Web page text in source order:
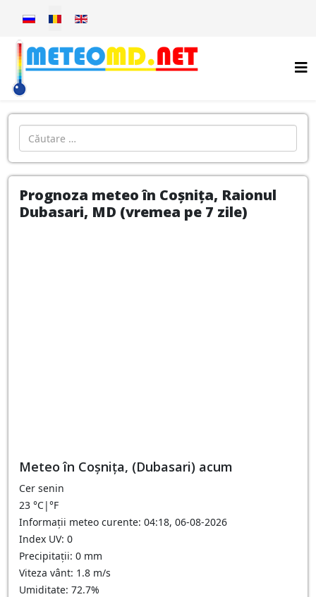
Selectați limba dvs
Introdu localitatea:
Prognoza meteo în Coșnița, Raionul
Dubasari, MD (vremea pe 7 zile)
Meteo în Coşniţa, (Dubasari) acum
Cer senin
23 °C|°F
Informații meteo curente: 04:18, 06-08-2026
Index UV: 0
Precipitații: 0 mm
Viteza vânt: 1.8 m/s
Umiditate: 72.7%